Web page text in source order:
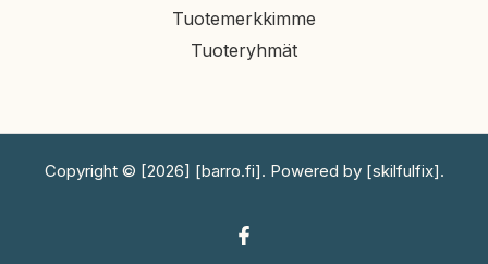
Tuotemerkkimme
Tuoteryhmät
Copyright © [2026] [barro.fi]. Powered by [skilfulfix].